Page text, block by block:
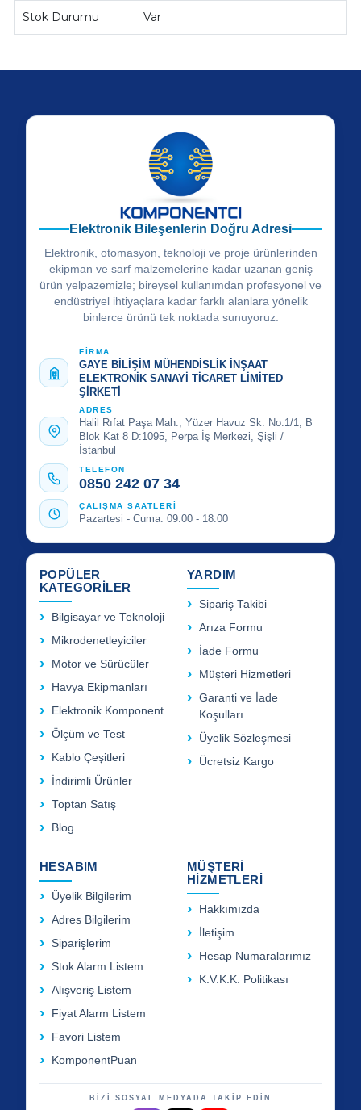
Stok Durumu Var
Elektronik Bileşenlerin Doğru Adresi
Elektronik, otomasyon, teknoloji ve proje ürünlerinden
ekipman ve sarf malzemelerine kadar uzanan geniş
ürün yelpazemizle; bireysel kullanımdan profesyonel ve
endüstriyel ihtiyaçlara kadar farklı alanlara yönelik
binlerce ürünü tek noktada sunuyoruz.
FİRMA
GAYE BİLİŞİM MÜHENDİSLİK İNŞAAT
ELEKTRONİK SANAYİ TİCARET LİMİTED
ŞİRKETİ
ADRES
Halil Rıfat Paşa Mah., Yüzer Havuz Sk. No:1/1, B
Blok Kat 8 D:1095, Perpa İş Merkezi, Şişli /
İstanbul
TELEFON
0850 242 07 34
ÇALIŞMA SAATLERİ
Pazartesi - Cuma: 09:00 - 18:00
POPÜLER
KATEGORİLER
Bilgisayar ve Teknoloji
Mikrodenetleyiciler
Motor ve Sürücüler
Havya Ekipmanları
Elektronik Komponent
Ölçüm ve Test
Kablo Çeşitleri
İndirimli Ürünler
Toptan Satış
Blog
YARDIM
Sipariş Takibi
Arıza Formu
İade Formu
Müşteri Hizmetleri
Garanti ve İade
Koşulları
Üyelik Sözleşmesi
Ücretsiz Kargo
HESABIM
Üyelik Bilgilerim
Adres Bilgilerim
Siparişlerim
Stok Alarm Listem
Alışveriş Listem
Fiyat Alarm Listem
Favori Listem
KomponentPuan
MÜŞTERİ
HİZMETLERİ
Hakkımızda
İletişim
Hesap Numaralarımız
K.V.K.K. Politikası
BİZİ SOSYAL MEDYADA TAKİP EDİN